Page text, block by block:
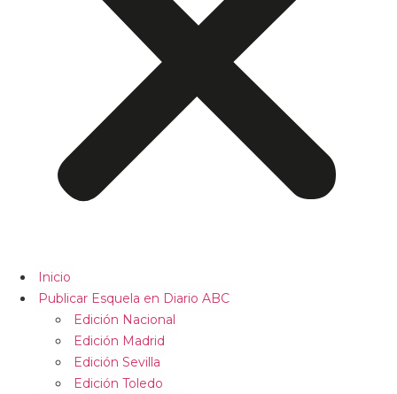
Inicio
Publicar Esquela en Diario ABC
Edición Nacional
Edición Madrid
Edición Sevilla
Edición Toledo